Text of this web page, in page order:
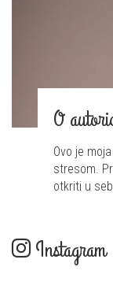
O
Ovo je
stresom.
otkriti u
Instagram